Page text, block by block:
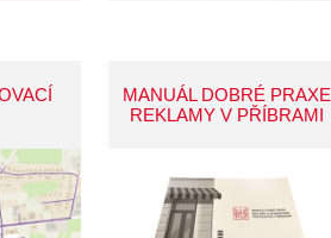
MANUÁL DOBRÉ PRAXE
REKLAMY V PŘÍBRAMI